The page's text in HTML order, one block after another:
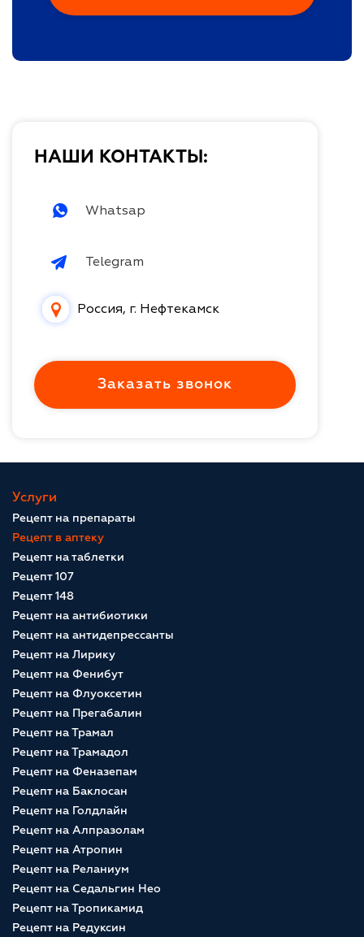
НАШИ КОНТАКТЫ:
Whatsap
Telegram
Россия, г. Нефтекамск
Заказать звонок
Услуги
Рецепт на препараты
Рецепт в аптеку
Рецепт на таблетки
Рецепт 107
Рецепт 148
Рецепт на антибиотики
Рецепт на антидепрессанты
Рецепт на Лирику
Рецепт на Фенибут
Рецепт на Флуоксетин
Рецепт на Прегабалин
Рецепт на Трамал
Рецепт на Трамадол
Рецепт на Феназепам
Рецепт на Баклосан
Рецепт на Голдлайн
Рецепт на Алпразолам
Рецепт на Атропин
Рецепт на Реланиум
Рецепт на Седальгин Нео
Рецепт на Тропикамид
Рецепт на Редуксин